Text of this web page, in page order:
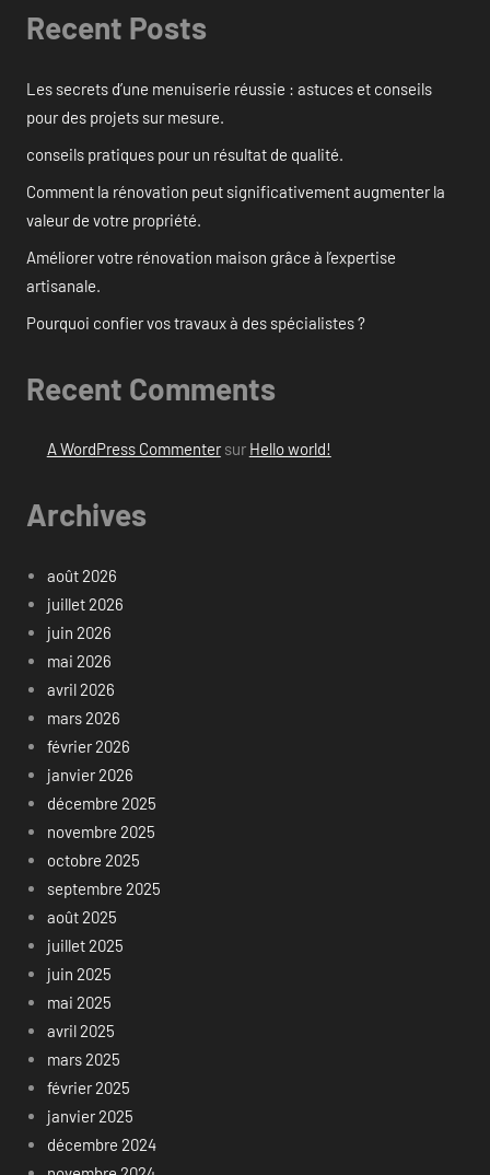
Recent Posts
Les secrets d’une menuiserie réussie : astuces et conseils
pour des projets sur mesure.
conseils pratiques pour un résultat de qualité.
Comment la rénovation peut significativement augmenter la
valeur de votre propriété.
Améliorer votre rénovation maison grâce à l’expertise
artisanale.
Pourquoi confier vos travaux à des spécialistes ?
Recent Comments
A WordPress Commentersur Hello world!
Archives
août 2026
juillet 2026
juin 2026
mai 2026
avril 2026
mars 2026
février 2026
janvier 2026
décembre 2025
novembre 2025
octobre 2025
septembre 2025
août 2025
juillet 2025
juin 2025
mai 2025
avril 2025
mars 2025
février 2025
janvier 2025
décembre 2024